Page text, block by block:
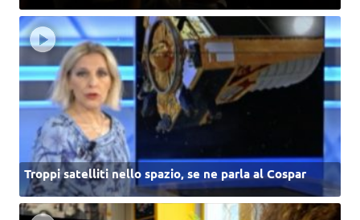
Troppi satelliti nello spazio, se ne parla al Cospar